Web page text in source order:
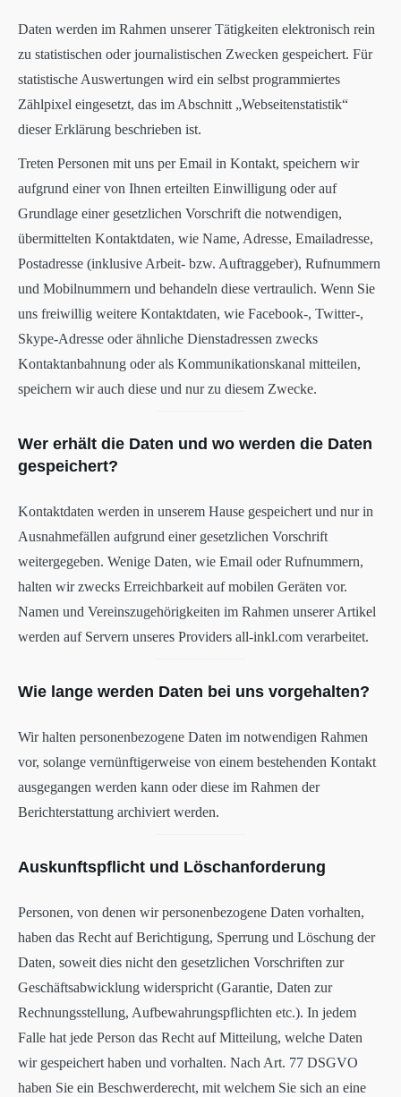
Daten werden im Rahmen unserer Tätigkeiten elektronisch rein
zu statistischen oder journalistischen Zwecken gespeichert. Für
statistische Auswertungen wird ein selbst programmiertes
Zählpixel eingesetzt, das im Abschnitt „Webseitenstatistik“
dieser Erklärung beschrieben ist.
Treten Personen mit uns per Email in Kontakt, speichern wir
aufgrund einer von Ihnen erteilten Einwilligung oder auf
Grundlage einer gesetzlichen Vorschrift die notwendigen,
übermittelten Kontaktdaten, wie Name, Adresse, Emailadresse,
Postadresse (inklusive Arbeit- bzw. Auftraggeber), Rufnummern
und Mobilnummern und behandeln diese vertraulich. Wenn Sie
uns freiwillig weitere Kontaktdaten, wie Facebook-, Twitter-,
Skype-Adresse oder ähnliche Dienstadressen zwecks
Kontaktanbahnung oder als Kommunikationskanal mitteilen,
speichern wir auch diese und nur zu diesem Zwecke.
Wer erhält die Daten und wo werden die Daten
gespeichert?
Kontaktdaten werden in unserem Hause gespeichert und nur in
Ausnahmefällen aufgrund einer gesetzlichen Vorschrift
weitergegeben. Wenige Daten, wie Email oder Rufnummern,
halten wir zwecks Erreichbarkeit auf mobilen Geräten vor.
Namen und Vereinszugehörigkeiten im Rahmen unserer Artikel
werden auf Servern unseres Providers all-inkl.com verarbeitet.
Wie lange werden Daten bei uns vorgehalten?
Wir halten personenbezogene Daten im notwendigen Rahmen
vor, solange vernünftigerweise von einem bestehenden Kontakt
ausgegangen werden kann oder diese im Rahmen der
Berichterstattung archiviert werden.
Auskunftspflicht und Löschanforderung
Personen, von denen wir personenbezogene Daten vorhalten,
haben das Recht auf Berichtigung, Sperrung und Löschung der
Daten, soweit dies nicht den gesetzlichen Vorschriften zur
Geschäftsabwicklung widerspricht (Garantie, Daten zur
Rechnungsstellung, Aufbewahrungspflichten etc.). In jedem
Falle hat jede Person das Recht auf Mitteilung, welche Daten
wir gespeichert haben und vorhalten. Nach Art. 77 DSGVO
haben Sie ein Beschwerderecht, mit welchem Sie sich an eine